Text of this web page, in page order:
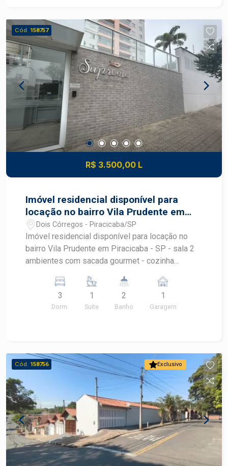
Cód. 158757
R$ 3.500,00 L
Imóvel residencial disponível para
locação no bairro Vila Prudente em
Piracicaba - SP
Dois Córregos - Piracicaba/SP
Imóvel residencial disponível para locação no
bairro Vila Prudente em Piracicaba - SP - sala 2
ambientes com sacada gourmet - cozinha
armários - banheiro social - 3 quartos com
armários, sendo 1 suite Obs.: apartamento possui
preparação para ar condicionado - Condomínio
3
Dorm.
1
Suite
2
Banho
1
Garagem
Exclusivo
Cód. 158756